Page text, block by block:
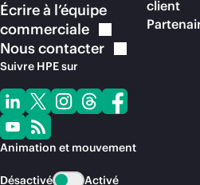
Écrire à l’équipe
commerciale
Nouscontacter
Suivre HPE sur
Animation et mouvement
Désactivé Activé
client